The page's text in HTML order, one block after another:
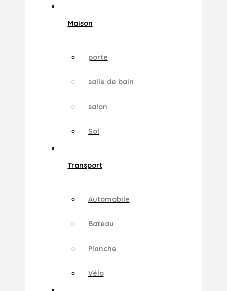
Maison
porte
salle de bain
salon
Sol
Transport
Automobile
Bateau
Planche
Vélo